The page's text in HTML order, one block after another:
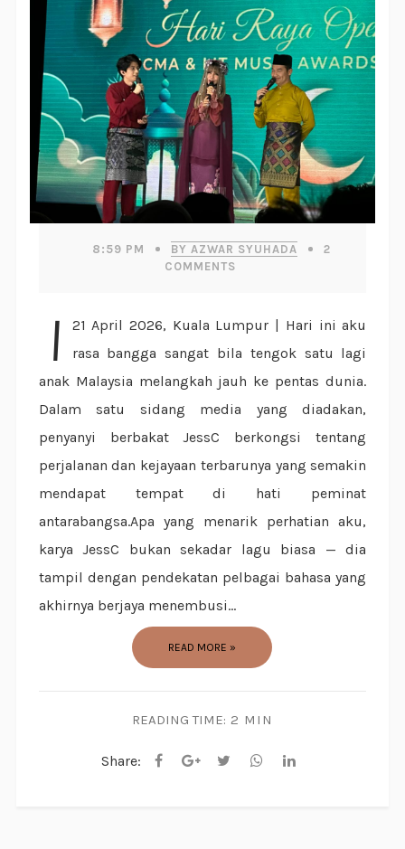
8:59 PM BY AZWAR SYUHADA
2
COMMENTS
| 21 April 2026, Kuala Lumpur | Hari ini aku
rasa bangga sangat bila tengok satu lagi
anak Malaysia melangkah jauh ke pentas dunia.
Dalam satu sidang media yang diadakan,
penyanyi berbakat JessC berkongsi tentang
perjalanan dan kejayaan terbarunya yang semakin
mendapat tempat di hati peminat
antarabangsa.Apa yang menarik perhatian aku,
karya JessC bukan sekadar lagu biasa — dia
tampil dengan pendekatan pelbagai bahasa yang
akhirnya berjaya menembusi...
READ MORE »
READING TIME: 2 MIN
Share: